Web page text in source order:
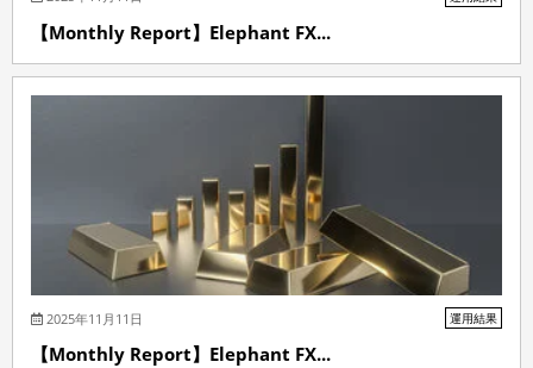
【Monthly Report】Elephant FX...
2025年11月11日 運用結果
【Monthly Report】Elephant FX...